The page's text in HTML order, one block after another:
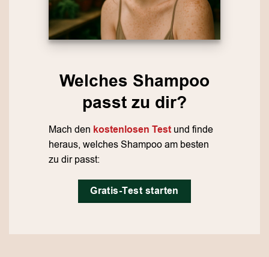
Welches Shampoo
passt zu dir?
Mach den kostenlosen Testund finde
heraus, welches Shampoo am besten
zu dir passt:
Gratis-Test starten